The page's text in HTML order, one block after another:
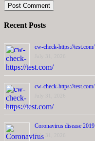
Recent Posts
cw-check-https://test.com/
cw-check-https://test.com/
Coronavirus disease 2019
July 31, 2026